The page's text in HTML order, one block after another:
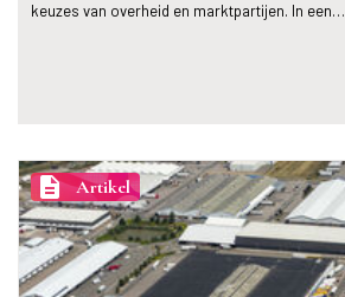
keuzes van overheid en marktpartijen. In een…
description Artikel